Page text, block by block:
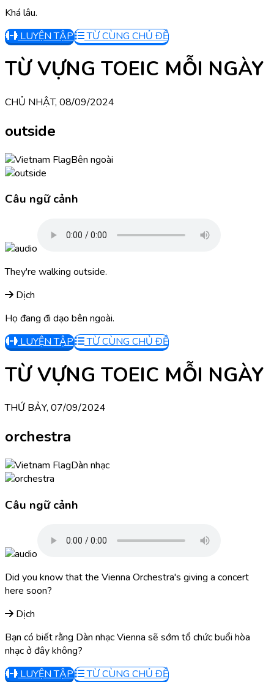
Khá lâu.
LUYỆN TẬP
TỪ CÙNG CHỦ ĐỀ
TỪ VỰNG TOEIC MỖI NGÀY
CHỦ NHẬT, 08/09/2024
outside
Bên ngoài
Câu ngữ cảnh
They're walking outside.
Dịch
Họ đang đi dạo bên ngoài.
LUYỆN TẬP
TỪ CÙNG CHỦ ĐỀ
TỪ VỰNG TOEIC MỖI NGÀY
THỨ BẢY, 07/09/2024
orchestra
Dàn nhạc
Câu ngữ cảnh
Did you know that the Vienna Orchestra's giving a concert
here soon?
Dịch
Bạn có biết rằng Dàn nhạc Vienna sẽ sớm tổ chức buổi hòa
nhạc ở đây không?
LUYỆN TẬP
TỪ CÙNG CHỦ ĐỀ